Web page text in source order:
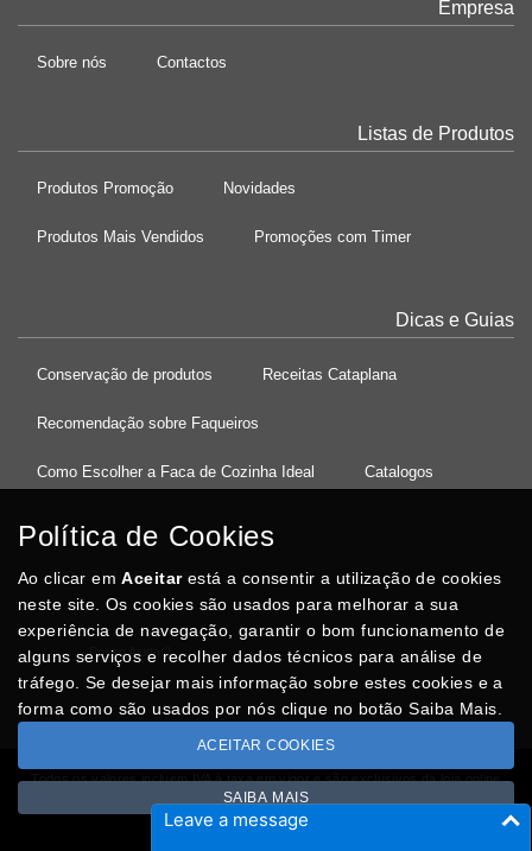
Leave a message
Empresa
Sobre nós Contactos
Listas de Produtos
Produtos Promoção Novidades
Produtos Mais Vendidos Promoções com Timer
Dicas e Guias
Conservação de produtos Receitas Cataplana
Recomendação sobre Faqueiros
Como Escolher a Faca de Cozinha Ideal Catalogos
37°08'27.5"N 8°32'13.9"W
Posso Ajudar?
Todos os valores incluem IVA à taxa em vigor e são exclusivos da loja online
Copyright © CASACARMINHO.com 2026
Desenvolvido porOptimeios
Política de Cookies
Ao clicar emAceitarestá a consentir a utilização de cookies
neste site. Os cookies são usados para melhorar a sua
experiência de navegação, garantir o bom funcionamento de
alguns serviços e recolher dados técnicos para análise de
tráfego. Se desejar mais informação sobre estes cookies e a
forma como são usados por nós clique no botão Saiba Mais.
ACEITAR COOKIES
SAIBA MAIS